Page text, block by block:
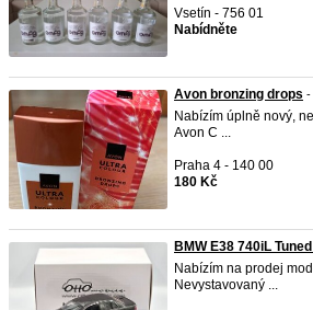
Vsetín - 756 01
Nabídněte
Avon bronzing drops -
Nabízím úplně nový,
Avon C ...
Praha 4 - 140 00
180 Kč
BMW E38 740iL
Nabízím na prodej
Nevystavovaný ...